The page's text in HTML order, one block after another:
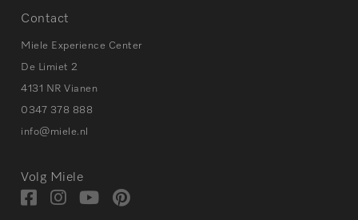
Contact
Miele Experience Center
De Limiet 2
4131 NR Vianen
0347 378 888
info@miele.nl
Volg Miele
Bezoek
BezoekBezoek
Visit